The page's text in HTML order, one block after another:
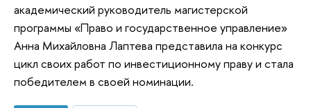
академический руководитель магистерской
программы «Право и государственное управление»
Анна Михайловна Лаптева представила на конкурс
цикл своих работ по инвестиционному праву и стала
победителем в своей номинации.